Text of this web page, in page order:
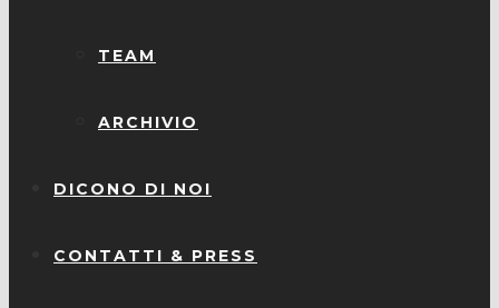
TEAM
ARCHIVIO
DICONO DI NOI
CONTATTI & PRESS